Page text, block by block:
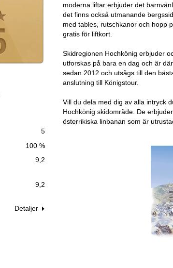
5
100 %
9,2
9,2
Detaljer
moderna liftar erbjuder det
det finns också utmanande
med tables, rutschkanor och hopp
gratis för liftkort.
Skidregionen Hochkönig erbjuder
utforskas på bara en dag och är
sedan 2012 och utsågs till den
anslutning till Königstour.
Vill du dela med dig av alla intryck
Hochkönig skidområde. De
österrikiska linbanan som är